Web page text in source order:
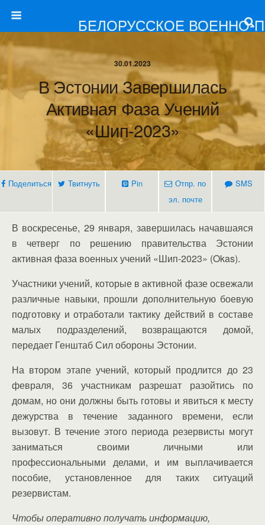
БЕЛОРУССКОЕ ВОЕННО-
30.01.2023
В Эстонии Завершилась
Активная Фаза Учений
«Шип-2023»
Поделиться Твитнуть Pin
Отпр. по
эл. почте
SMS
В воскресенье, 29 января, завершилась начавшаяся
в четверг по решению правительства Эстонии
активная фаза военных учений «Шип-2023» (Okas).
Участники учений, которые в активной фазе освежали
различные навыки, прошли дополнительную боевую
подготовку и отработали тактику действий в составе
малых подразделений, возвращаются домой,
передает Генштаб Сил обороны Эстонии.
На втором этапе учений, который продлится до 23
февраля, 36 участникам разрешат разойтись по
домам, но они должны быть готовы и явиться к месту
дежурства в течение заданного времени, если
вызовут. В течение этого периода резервисты могут
заниматься своими личными или
профессиональными делами, и им выплачивается
пособие, установленное для таких ситуаций
резервистам.
Чтобы оперативно получать информацию,